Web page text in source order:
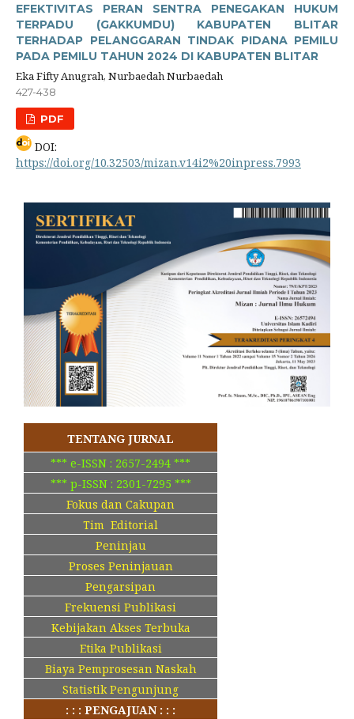
EFEKTIVITAS PERAN SENTRA PENEGAKAN HUKUM
TERPADU (GAKKUMDU) KABUPATEN BLITAR
TERHADAP PELANGGARAN TINDAK PIDANA PEMILU
PADA PEMILU TAHUN 2024 DI KABUPATEN BLITAR
Eka Fifty Anugrah, Nurbaedah Nurbaedah
427-438
PDF
DOI:
https://doi.org/10.32503/mizan.v14i2%20inpress.7993
TENTANG JURNAL
*** e-ISSN : 2657-2494 ***
*** p-ISSN : 2301-7295 ***
Fokus dan Cakupan
Tim Editorial
Peninjau
Proses Peninjauan
Pengarsipan
Frekuensi Publikasi
Kebijakan Akses Terbuka
Etika Publikasi
Biaya Pemprosesan Naskah
Statistik Pengunjung
: : : PENGAJUAN : : :